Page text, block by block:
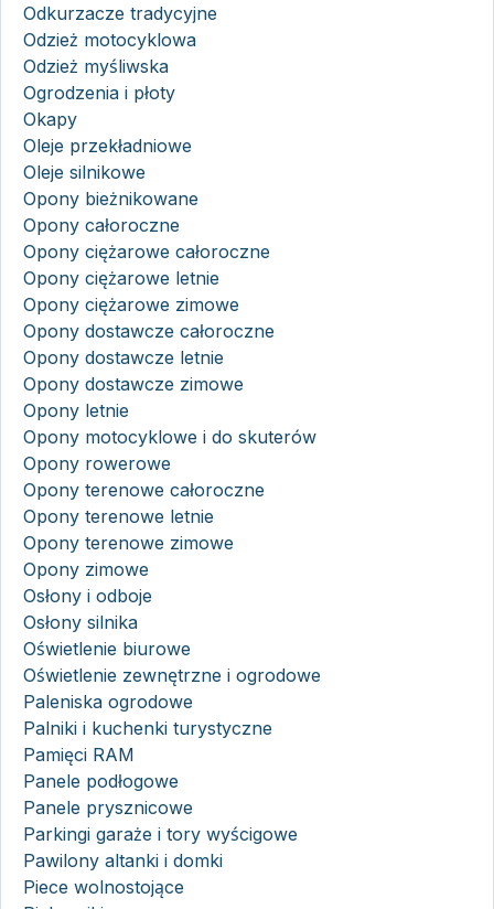
Odkurzacze tradycyjne
Odzież motocyklowa
Odzież myśliwska
Ogrodzenia i płoty
Okapy
Oleje przekładniowe
Oleje silnikowe
Opony bieżnikowane
Opony całoroczne
Opony ciężarowe całoroczne
Opony ciężarowe letnie
Opony ciężarowe zimowe
Opony dostawcze całoroczne
Opony dostawcze letnie
Opony dostawcze zimowe
Opony letnie
Opony motocyklowe i do skuterów
Opony rowerowe
Opony terenowe całoroczne
Opony terenowe letnie
Opony terenowe zimowe
Opony zimowe
Osłony i odboje
Osłony silnika
Oświetlenie biurowe
Oświetlenie zewnętrzne i ogrodowe
Paleniska ogrodowe
Palniki i kuchenki turystyczne
Pamięci RAM
Panele podłogowe
Panele prysznicowe
Parkingi garaże i tory wyścigowe
Pawilony altanki i domki
Piece wolnostojące